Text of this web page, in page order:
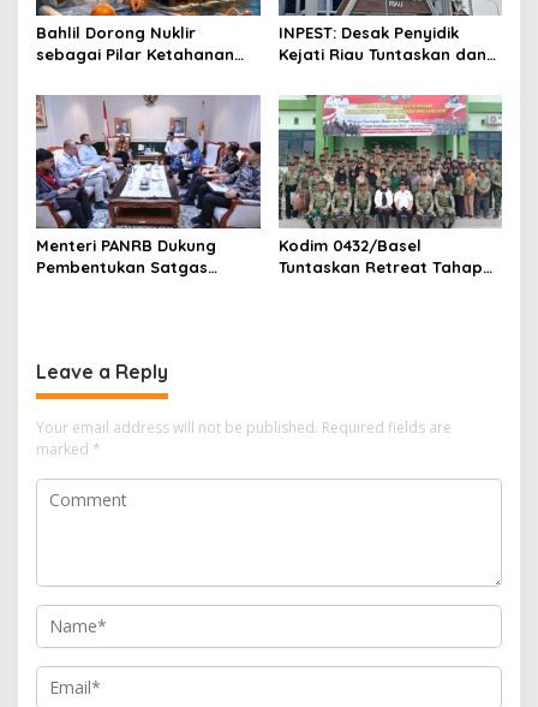
Bahlil Dorong Nuklir
sebagai Pilar Ketahanan
INPEST: Desak Penyidik
Kejati Riau Tuntaskan dan
SPRH Rohil
Menteri PANRB Dukung
Pembentukan Satgas
Kodim 0432/Basel
Tuntaskan Retreat Tahap
Leave a Reply
Your email address will not be published. Required fields are
marked *